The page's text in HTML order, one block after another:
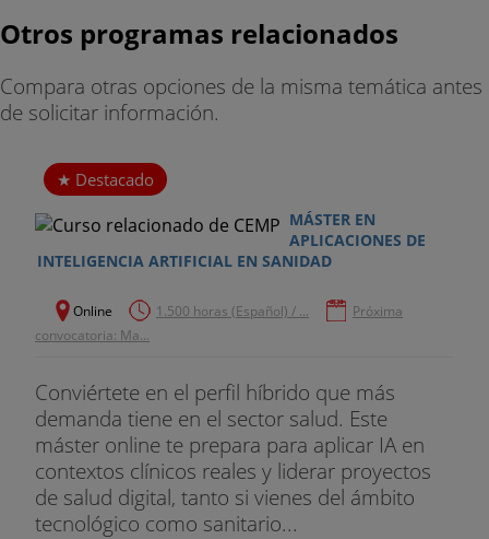
Otros programas relacionados
Compara otras opciones de la misma temática antes
de solicitar información.
Destacado
MÁSTER EN
APLICACIONES DE
INTELIGENCIA ARTIFICIAL EN SANIDAD
Online 1.500 horas (Español) / ...
Próxima
convocatoria: Ma...
Conviértete en el perfil híbrido que más
demanda tiene en el sector salud. Este
máster online te prepara para aplicar IA en
contextos clínicos reales y liderar proyectos
de salud digital, tanto si vienes del ámbito
tecnológico como sanitario...